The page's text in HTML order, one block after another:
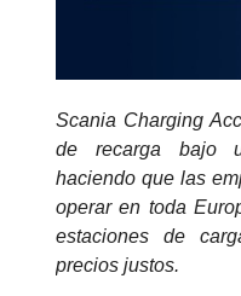
Scania Charging
de recarga bajo
haciendo que las
operar en toda
estaciones de
precios justos.